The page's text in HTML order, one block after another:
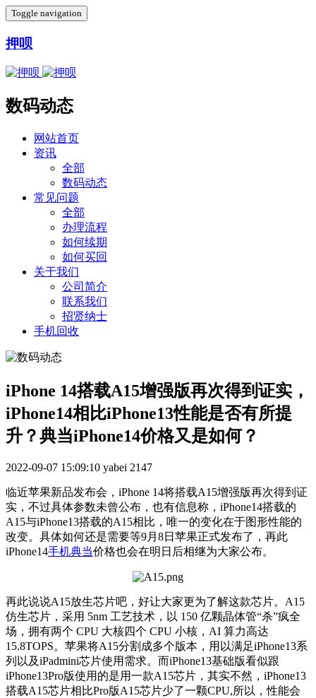
Toggle navigation
押呗
数码动态
网站首页
资讯
全部
数码动态
常见问题
全部
办理流程
如何续期
如何买回
关于我们
公司简介
联系我们
招贤纳士
手机回收
iPhone 14搭载A15增强版再次得到证实，
iPhone14相比iPhone13性能是否有所提
升？典当iPhone14价格又是如何？
2022-09-07 15:09:10 yabei 2147
临近苹果新品发布会，iPhone 14将搭载A15增强版再次得到证
实，不过具体参数未曾公布，也有信息称，iPhone14搭载的
A15与iPhone13搭载的A15相比，唯一的变化在于图形性能的
改变。具体如何还是需要等9月8日苹果正式发布了，再此
iPhone14手机典当价格也会在明日后相继为大家公布。
再此说说A15放生芯片吧，好让大家更为了解这款芯片。 A15
仿生芯片， 采用 5nm 工艺技术，以 150 亿颗晶体管“杀”疯全
场，拥有两个 CPU 大核四个 CPU 小核，AI 算力高达
15.8TOPS。苹果将A15分割成多个版本，用以满足iPhone13系
列以及iPadmini芯片使用需求。而iPhone13基础版看似跟
iPhone13Pro版使用的是用一款A15芯片，其实不然，iPhone13
搭载A15芯片相比Pro版A15芯片少了一颗CPU,所以，性能会